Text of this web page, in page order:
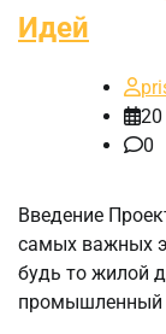
Идей
0
Введение
самых важных
будь то жилой
промышленный